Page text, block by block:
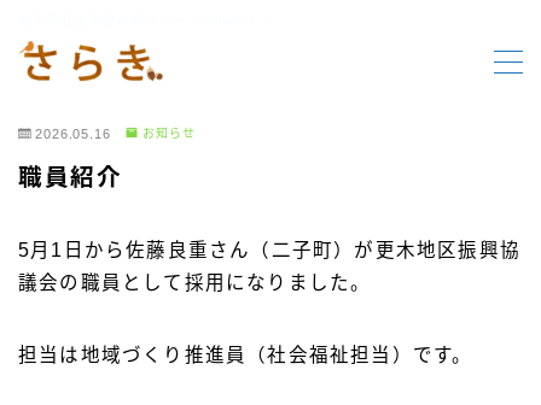
MENU
HOME
行事報告
行事案内
2026.05.16 お知らせ
職員紹介
5月1日から佐藤良重さん（二子町）が更木地区振興協
議会の職員として採用になりました。
担当は地域づくり推進員（社会福祉担当）です。